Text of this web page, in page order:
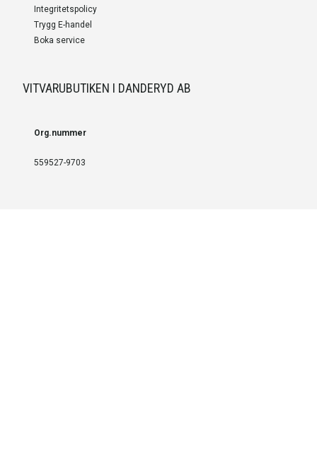
Integritetspolicy
Trygg E-handel
Boka service
VITVARUBUTIKEN I DANDERYD AB
Org.nummer
559527-9703